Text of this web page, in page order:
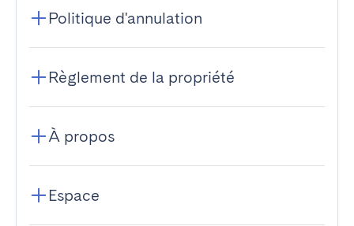
Politique d'annulation
Règlement de la propriété
À propos
Espace